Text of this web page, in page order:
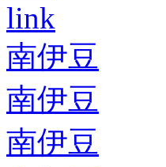
link
南伊豆
南伊豆
南伊豆